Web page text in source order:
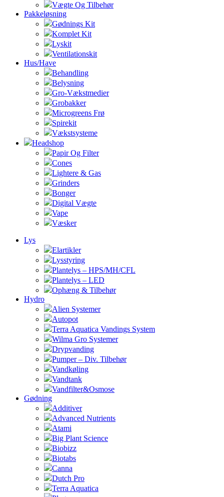
Vægte Og Tilbehør
Pakkeløsning
Gødnings Kit
Komplet Kit
Lyskit
Ventilationskit
Hus/Have
Behandling
Belysning
Gro-Vækstmedier
Grobakker
Microgreens Frø
Spirekit
Vækstsysteme
Headshop
Papir Og Filter
Cones
Lightere & Gas
Grinders
Bonger
Digital Vægte
Vape
Væsker
Lys
Elartikler
Lysstyring
Plantelys – HPS/MH/CFL
Plantelys – LED
Ophæng & Tilbehør
Hydro
Alien Systemer
Autopot
Terra Aquatica Vandings System
Wilma Gro Systemer
Drypvanding
Pumper – Div. Tilbehør
Vandkøling
Vandtank
Vandfilter&Osmose
Gødning
Additiver
Advanced Nutrients
Atami
Big Plant Science
Biobizz
Biotabs
Canna
Dutch Pro
Terra Aquatica